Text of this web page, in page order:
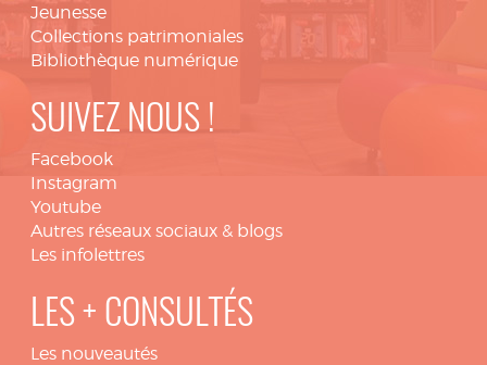
Jeunesse
Collections patrimoniales
Bibliothèque numérique
SUIVEZ NOUS !
Facebook
Instagram
Youtube
Autres réseaux sociaux & blogs
Les infolettres
LES + CONSULTÉS
Les nouveautés